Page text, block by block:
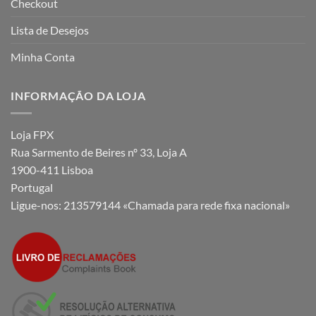
Checkout
Lista de Desejos
Minha Conta
INFORMAÇÃO DA LOJA
Loja FPX
Rua Sarmento de Beires nº 33, Loja A
1900-411 Lisboa
Portugal
Ligue-nos: 213579144 «Chamada para rede fixa nacional»